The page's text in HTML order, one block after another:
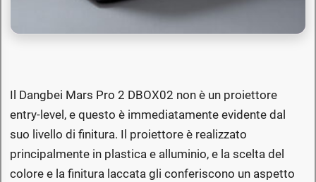
Il Dangbei Mars Pro 2 DBOX02 non è un proiettore
entry-level, e questo è immediatamente evidente dal
suo livello di finitura. Il proiettore è realizzato
principalmente in plastica e alluminio, e la scelta del
colore e la finitura laccata gli conferiscono un aspetto